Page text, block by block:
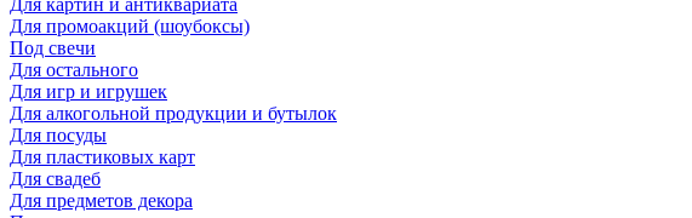
Для картин и антиквариата
Для промоакций (шоубоксы)
Под свечи
Для остального
Для игр и игрушек
Для алкогольной продукции и бутылок
Для посуды
Для пластиковых карт
Для свадеб
Для предметов декора